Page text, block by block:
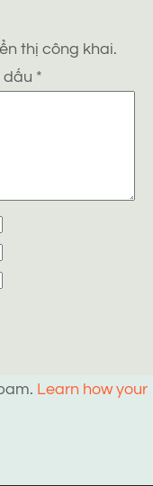
thị công khai.
dấu *
Learn how your